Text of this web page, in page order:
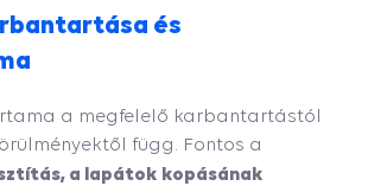
és
a megfelelő karbantartástól
függ. Fontos a
a lapátok kopásának